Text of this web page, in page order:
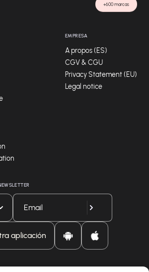
+600 marcas
EMPRESA
A propos (ES)
CGV & CGU
Privacy Statement (EU)
Legal notice
aplicación